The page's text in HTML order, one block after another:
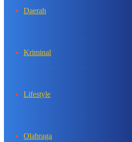
Daerah
Kriminal
Lifestyle
Olahraga